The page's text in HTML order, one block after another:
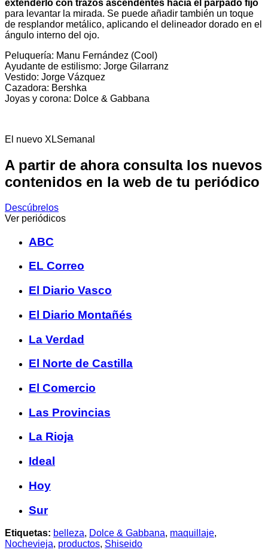
extenderlo con trazos ascendentes hacia el párpado fijo
para levantar la mirada. Se puede añadir también un toque
de resplandor metálico, aplicando el delineador dorado en el
ángulo interno del ojo.
Peluquería: Manu Fernández (Cool)
Ayudante de estilismo: Jorge Gilarranz
Vestido: Jorge Vázquez
Cazadora: Bershka
Joyas y corona: Dolce & Gabbana
El nuevo XLSemanal
A partir de ahora consulta los nuevos
contenidos en la web de tu periódico
Descúbrelos
Ver periódicos
ABC
EL Correo
El Diario Vasco
El Diario Montañés
La Verdad
El Norte de Castilla
El Comercio
Las Provincias
La Rioja
Ideal
Hoy
Sur
Etiquetas: belleza, Dolce & Gabbana, maquillaje,
Nochevieja, productos, Shiseido